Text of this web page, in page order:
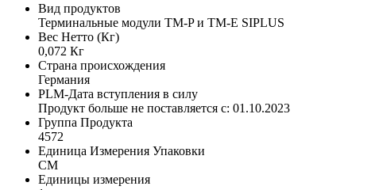
Вид продуктов
Терминальные модули TM-P и TM-E SIPLUS
Вес Нетто (Кг)
0,072 Кг
Страна происхождения
Германия
PLM-Дата вступления в силу
Продукт больше не поставляется с: 01.10.2023
Группа Продукта
4572
Единица Измерения Упаковки
CM
Единицы измерения